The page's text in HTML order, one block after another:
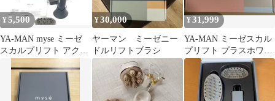
¥ 5,500
YA-MAN myse ミーゼ
スカルプリフト アクテ
¥30,000
ヤーマン ミーゼニー
ドルリフトブラシ
¥31,999
YA-MAN ミーゼスカル
プリフト プラスホワイ
トポーチセット
MS82W-1